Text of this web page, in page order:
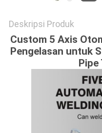
Deskripsi Produk
Custom 5 Axis
Pengelasan untuk
Pipe